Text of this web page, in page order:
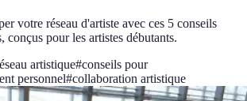
votre réseau d'artiste avec ces 5 conseils
conçus pour les artistes débutants.
artistique#conseils pour
personnel#collaboration artistique